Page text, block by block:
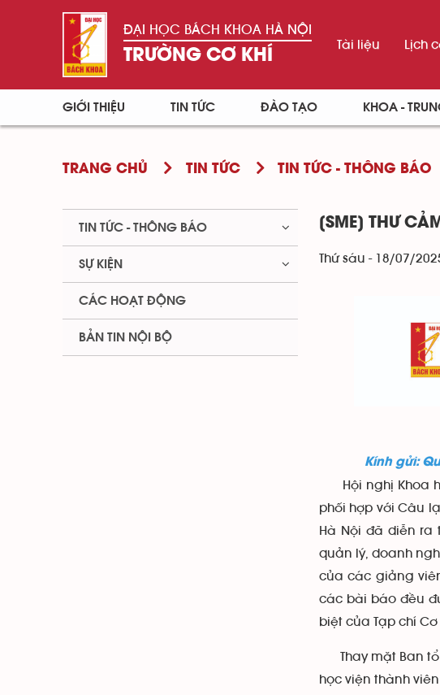
ĐẠI HỌC BÁCH KHOA HÀ NỘI
TRƯỜNG CƠ KHÍ
Tài liệu Lịch
GIỚI THIỆU TIN TỨC ĐÀO TẠO KHOA -
TRANG CHỦ TIN TỨC TIN TỨC - THÔNG BÁO
[SME] THƯ
Thứ sáu - 18/07/
Kính gửi: Quý
Hội nghị Khoa
phối hợp với Câu
Hà Nội đã diễn ra
quản lý, doanh
của các giảng
các bài báo đều
biệt của Tạp chí
Thay mặt Ban tổ
học viện thành
TIN TỨC - THÔNG BÁO
SỰ KIỆN
CÁC HOẠT ĐỘNG
BẢN TIN NỘI BỘ